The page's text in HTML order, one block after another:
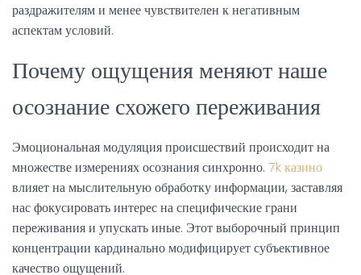
раздражителям и менее чувствителен к негативным
аспектам условий.
Почему ощущения меняют наше
осознание схожего переживания
Эмоциональная модуляция происшествий происходит на
множестве измерениях осознания синхронно. 7k казино
влияет на мыслительную обработку информации, заставляя
нас фокусировать интерес на специфические грани
переживания и упускать иные. Этот выборочный принцип
концентрации кардинально модифицирует субъективное
качество ощущений.